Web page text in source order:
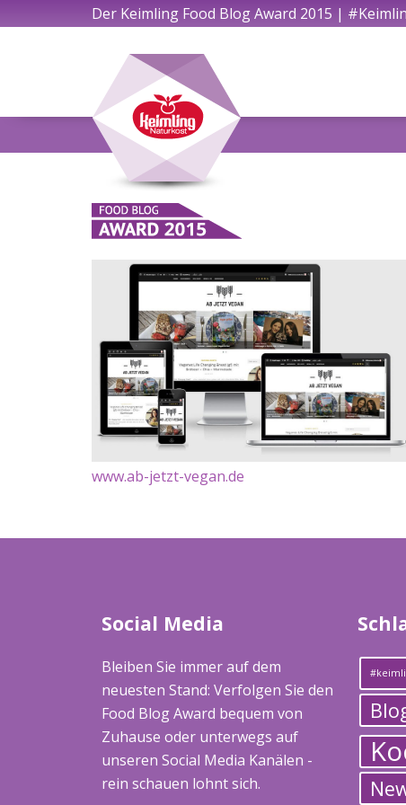
Der Keimling Food Blog Award 2015 |
www.ab-jetzt-vegan.de
Social Media
Bleiben Sie immer auf dem
neuesten Stand: Verfolgen Sie den
Food Blog Award bequem von
Zuhause oder unterwegs auf
unseren Social Media Kanälen -
rein schauen lohnt sich.